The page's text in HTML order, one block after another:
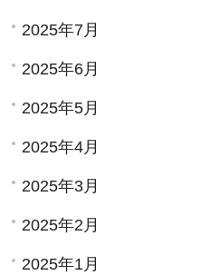
2025年7月
2025年6月
2025年5月
2025年4月
2025年3月
2025年2月
2025年1月